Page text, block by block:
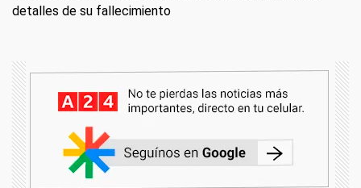
detalles de su fallecimiento